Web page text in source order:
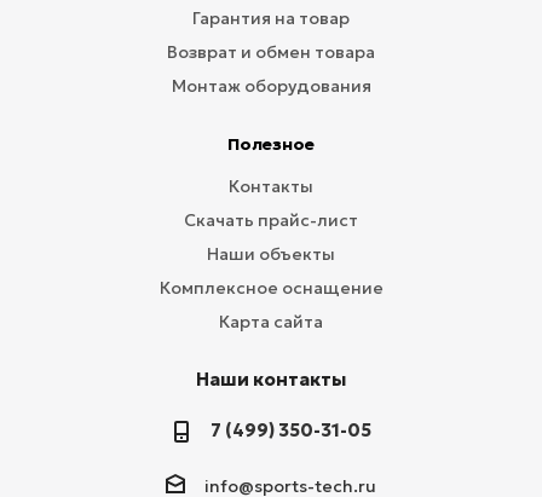
Гарантия на товар
Возврат и обмен товара
Монтаж оборудования
Полезное
Контакты
Скачать прайс-лист
Наши объекты
Комплексное оснащение
Карта сайта
Наши контакты
7 (499) 350-31-05
info@sports-tech.ru